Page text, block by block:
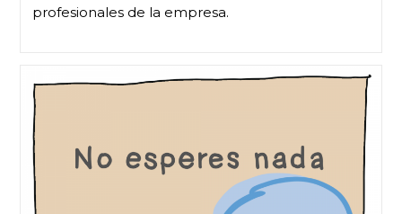
profesionales de la empresa.